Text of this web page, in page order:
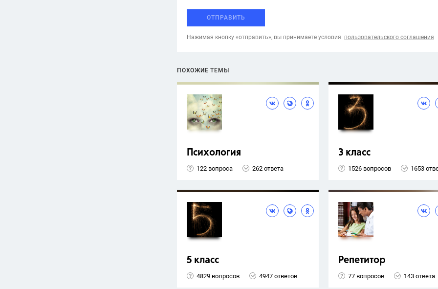
ОТПРАВИТЬ
Нажимая кнопку «отправить», вы принимаете условия пользовательского соглашения
ПОХОЖИЕ ТЕМЫ
Психология
122 вопроса 262 ответа
3 класс
1526 вопросов 1653
5 класс
4829 вопросов 4947 ответов
Репетитор
77 вопросов 143 ответа